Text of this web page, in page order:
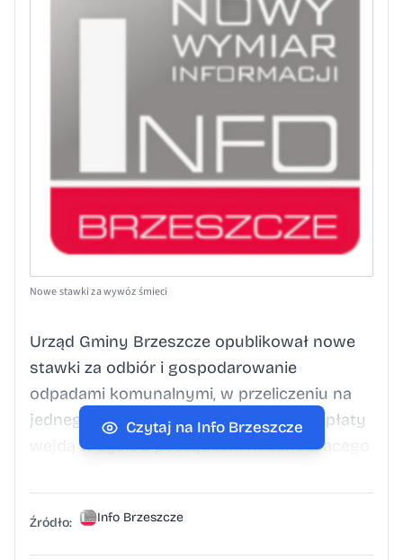
Nowe stawki za wywóz śmieci
Urząd Gminy Brzeszcze opublikował nowe
stawki za odbiór i gospodarowanie
odpadami komunalnymi, w przeliczeniu na
jednego mieszkańca. Znowelizowane opłaty
wejdą w życie z początkiem nadchodzącego
mieszkańców posesji oraz zarządców
nieruchomości trafią w najbliższych dniach,
dostarczone przez kurierów Urzędu.
Czytaj na Info Brzeszcze
Źródło: Info Brzeszcze